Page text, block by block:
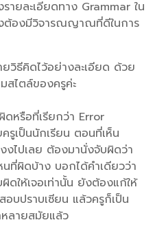
ยละเอียดทาง Grammar ใน
งต้องมีวิจารณญาณที่ดีในการ
วิธีคิดไว้อย่างละเอียด ด้วย
สไตล์ของครูค่ะ
หรือที่เรียกว่า Error
เป็นนักเรียน ตอนที่เห็น
งไปเลย ต้องมานั่งจับผิดว่า
นที่ผิดบ้าง บอกได้คำเดียวว่า
ดให้เจอเท่านั้น ยังต้องแก้ให้
บปราบเซียน แล้วครูก็เป็น
ลายสมัยแล้ว